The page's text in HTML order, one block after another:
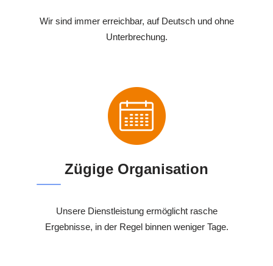
Wir sind immer erreichbar, auf Deutsch und ohne
Unterbrechung.
Zügige Organisation
Unsere Dienstleistung ermöglicht rasche
Ergebnisse, in der Regel binnen weniger Tage.